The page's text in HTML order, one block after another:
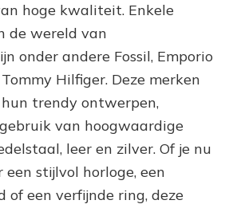
hoge kwaliteit. Enkele
de wereld van
onder andere Fossil, Emporio
Hilfiger. Deze merken
trendy ontwerpen,
van hoogwaardige
leer en zilver. Of je nu
stijlvol horloge, een
of een verfijnde ring, deze